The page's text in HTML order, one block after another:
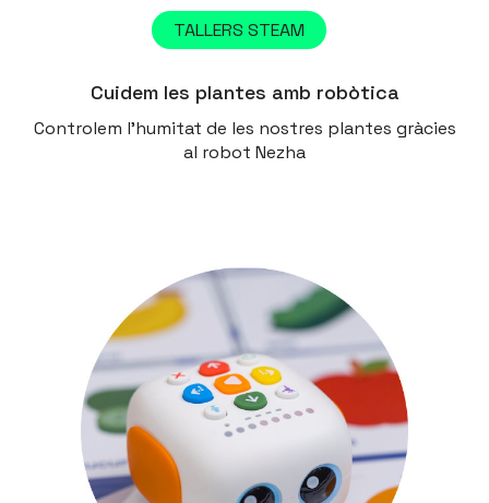
TALLERS STEAM
Cuidem les plantes amb robòtica
Controlem l'humitat de les nostres plantes gràcies
al robot Nezha